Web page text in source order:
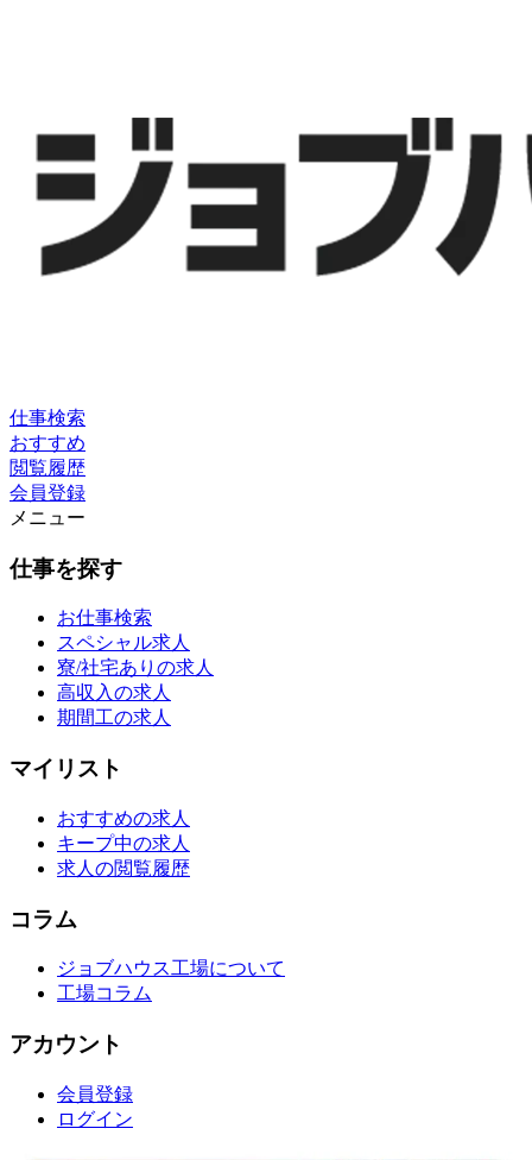
仕事検索
おすすめ
閲覧履歴
会員登録
メニュー
仕事を探す
お仕事検索
スペシャル求人
寮/社宅ありの求人
高収入の求人
期間工の求人
マイリスト
おすすめの求人
キープ中の求人
求人の閲覧履歴
コラム
ジョブハウス工場について
工場コラム
アカウント
会員登録
ログイン